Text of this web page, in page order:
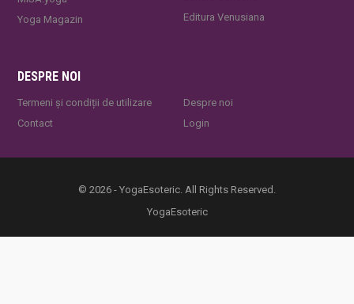
Yoga Magazin
Editura Venusiana
DESPRE NOI
Termeni și condiții de utilizare
Contact
Despre noi
Login
© 2026 - YogaEsoteric. All Rights Reserved.
YogaEsoteric